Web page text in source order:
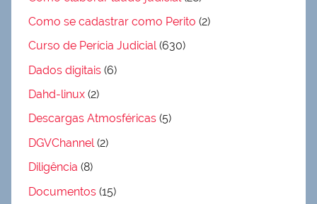
Como se cadastrar como Perito (2)
Curso de Perícia Judicial(630)
Dados digitais (6)
Dahd-linux (2)
Descargas Atmosféricas (5)
DGVChannel(2)
Diligência (8)
Documentos (15)